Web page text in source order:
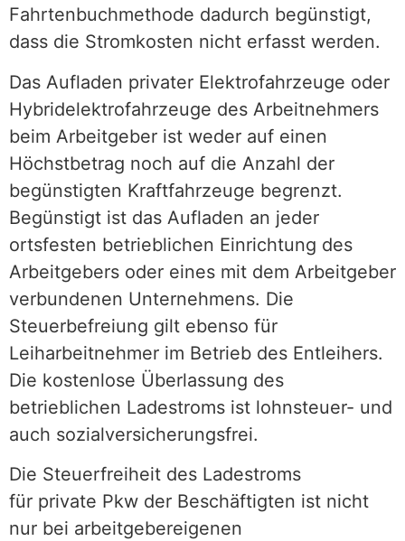
Fahrtenbuchmethode dadurch begünstigt,
dass die Stromkosten nicht erfasst werden.
Das Aufladen privater Elektrofahrzeuge oder
Hybridelektrofahrzeuge des Arbeitnehmers
beim Arbeitgeber ist weder auf einen
Höchstbetrag noch auf die Anzahl der
begünstigten Kraftfahrzeuge begrenzt.
Begünstigt ist das Aufladen an jeder
ortsfesten betrieblichen Einrichtung des
Arbeitgebers oder eines mit dem Arbeitgeber
verbundenen Unternehmens. Die
Steuerbefreiung gilt ebenso für
Leiharbeitnehmer im Betrieb des Entleihers.
Die kostenlose Überlassung des
betrieblichen Ladestroms ist lohnsteuer- und
auch sozialversicherungsfrei.
Die Steuerfreiheit des Ladestroms
für private Pkw der Beschäftigten ist nicht
nur bei arbeitgebereigenen